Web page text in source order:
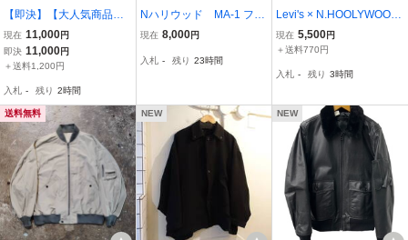
【即決】【大人気商品】
n.hoolywoodd ミスターハ
リウッド エヌハリウッド
STADIUM JACKET バイ
ブルゾン 即決あり
現在 11,000円
即決 11,000円
＋送料1,200円
入札 - 残り 2時間
Nハリウッド MA-1 フラ
イトジャケット ブルゾン
現在 8,000円
入札 - 残り 23時間
Levi's × N.HOOLYWOOD
70505-MR ストレッチデ
ニム ジャケット オフホワ
ーハリウッド ジージャン
現在 5,500円
＋送料770円
入札 - 残り 3時間
送料無料 NEW NEW